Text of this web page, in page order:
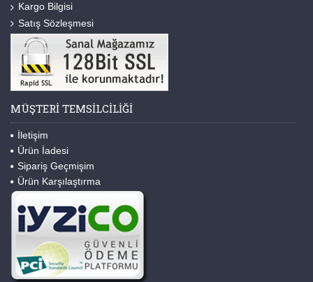
Kargo Bilgisi
Satış Sözleşmesi
MÜŞTERI TEMSILCILIĞI
İletişim
Ürün İadesi
Sipariş Geçmişim
Ürün Karşılaştırma